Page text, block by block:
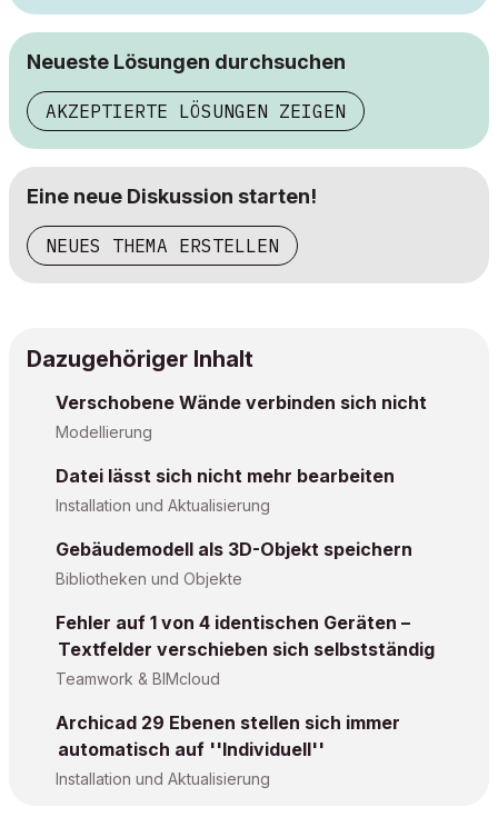
Neueste Lösungen durchsuchen
AKZEPTIERTE LÖSUNGEN ZEIGEN
Eine neue Diskussion starten!
NEUES THEMA ERSTELLEN
Dazugehöriger Inhalt
Verschobene Wände verbinden sich nicht
Modellierung
Datei lässt sich nicht mehr bearbeiten
Installation und Aktualisierung
Gebäudemodell als 3D-Objekt speichern
Bibliotheken und Objekte
Fehler auf 1 von 4 identischen Geräten –
Textfelder verschieben sich selbstständig
Teamwork & BIMcloud
Archicad 29 Ebenen stellen sich immer
automatisch auf ''Individuell''
Installation und Aktualisierung